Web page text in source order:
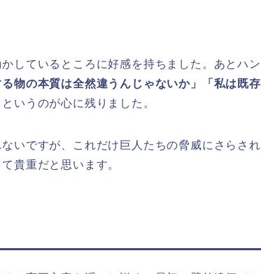
しているところに好感を持ちました。あとハン
物の本質は全然違うんじゃないか」「私は既存
というのが心に残りました。
いですが、これだけ巨人たちの脅威にさらされ
貴重だと思います。